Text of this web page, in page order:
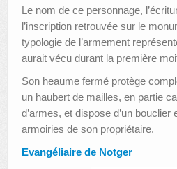
Le nom de ce personnage,
l’inscription retrouvée sur le
typologie de l’armement
aurait vécu durant la première
Son heaume fermé protège
un haubert de mailles, en partie
d’armes, et dispose d’un bouclier
armoiries de son propriétaire.
Evangéliaire de Notger